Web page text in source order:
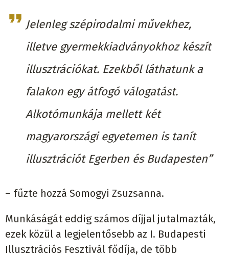
Jelenleg szépirodalmi művekhez,
illetve gyermekkiadványokhoz készít
illusztrációkat. Ezekből láthatunk a
falakon egy átfogó válogatást.
Alkotómunkája mellett két
magyarországi egyetemen is tanít
illusztrációt Egerben és Budapesten”
– fűzte hozzá Somogyi Zsuzsanna.
Munkáságát eddig számos díjjal jutalmazták,
ezek közül a legjelentősebb az I. Budapesti
Illusztrációs Fesztivál fődíja, de több